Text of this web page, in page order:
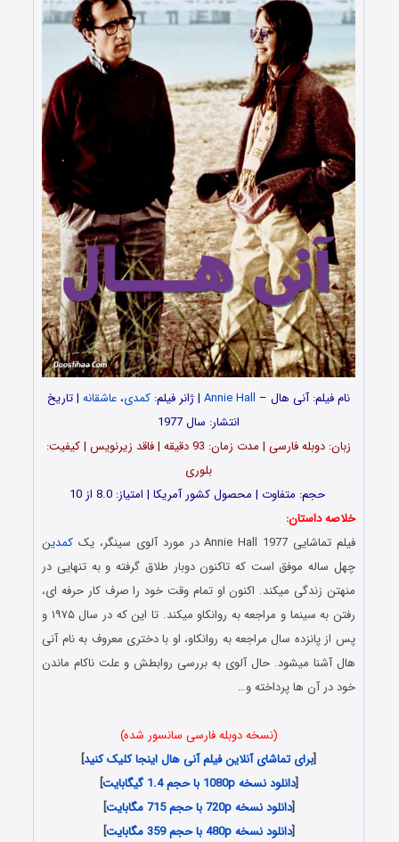
نام فیلم: آنی هال – Annie Hall | ژانر فیلم: کمدی، عاشقانه | تاریخ
انتشار: سال 1977
زبان: دوبله فارسی | مدت زمان: 93 دقیقه | فاقد زیرنویس | کیفیت:
بلوری
حجم: متفاوت | محصول کشور آمریکا | امتیاز: 8.0 از 10
خلاصه داستان:
فیلم تماشایی Annie Hall 1977 در مورد آلوی سینگر، یک
کمدین
چهل ساله موفق است که تاکنون دوبار طلاق گرفته و به تنهایی در
منهتن زندگی میکند. اکنون او تمام وقت خود را صرف کار حرفه ای،
رفتن به سینما و مراجعه به روانکاو میکند. تا این که در سال ۱۹۷۵ و
پس از پانزده سال مراجعه به روانکاو، او با دختری معروف به نام آنی
هال آشنا میشود. حال آلوی به بررسی روابطش و علت ناکام ماندن
خود در آن ها پرداخته و…
(نسخه دوبله فارسی سانسور شده)
[برای تماشای آنلاین فیلم آنی هال اینجا کلیک کنید]
[دانلود نسخه 1080p با حجم 1.4 گیگابایت
]
[دانلود نسخه 720p با حجم 715 مگابایت
]
[دانلود نسخه 480p با حجم 359 مگابایت ]